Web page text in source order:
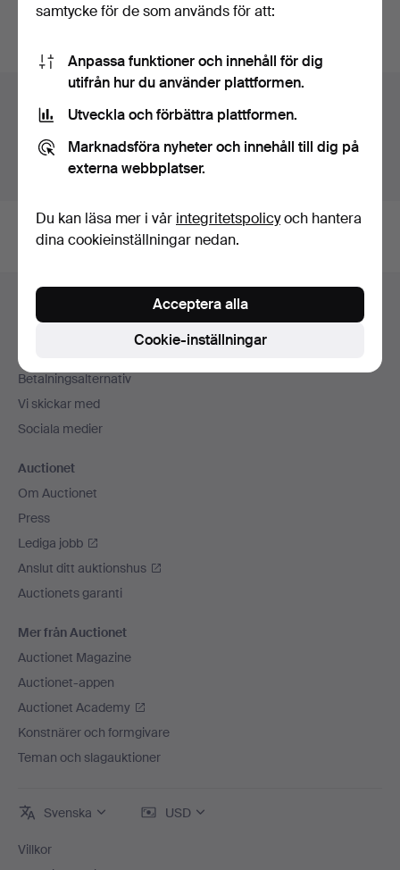
Du söker i vårt arkiv över avslutade auktioner.
Visa pågående auktioner istället.
Sidfotsnavigation
Betalningsalternativ
Vi skickar med
Sociala medier
Auctionet
Om Auctionet
Press
Lediga jobb
Anslut ditt auktionshus
Auctionets garanti
Mer från Auctionet
Auctionet Magazine
Auctionet-appen
Auctionet Academy
Konstnärer och formgivare
Teman och slagauktioner
Svenska USD
Villkor
samtycke för de som används för att:
Anpassa funktioner och innehåll för dig
utifrån hur du använder plattformen.
Utveckla och förbättra plattformen.
Marknadsföra nyheter och innehåll till dig på
externa webbplatser.
Du kan läsa mer i vår integritetspolicyoch hantera
dina cookieinställningar nedan.
Cookie-inställningar
Acceptera alla